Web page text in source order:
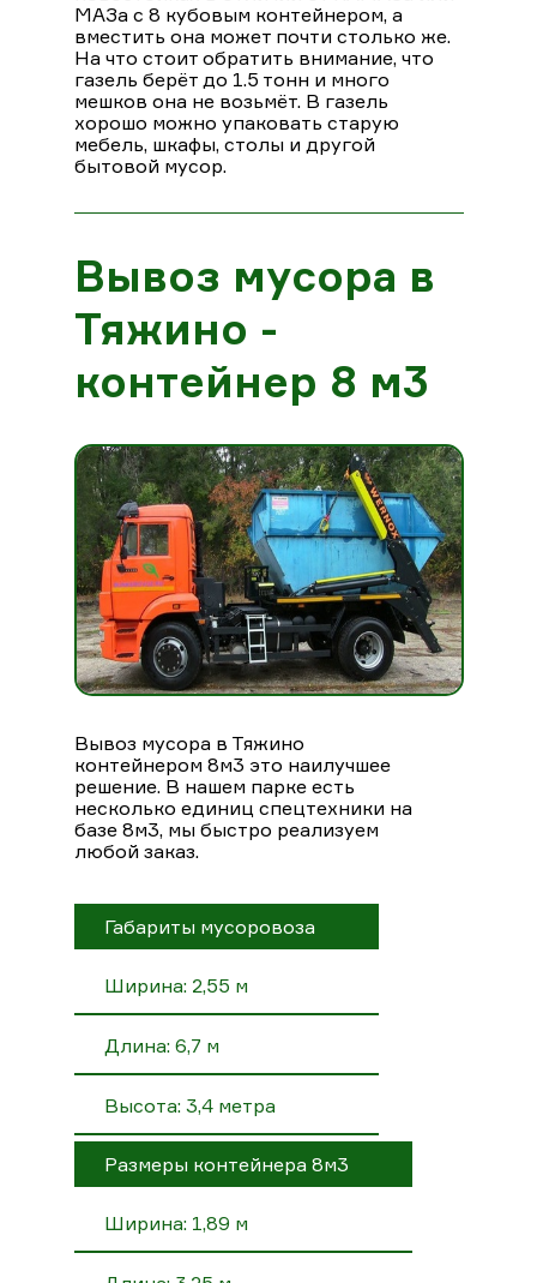
МАЗа с 8 кубовым контейнером, а
вместить она может почти столько же.
На что стоит обратить внимание, что
газель берёт до 1.5 тонн и много
мешков она не возьмёт. В газель
хорошо можно упаковать старую
мебель, шкафы, столы и другой
бытовой мусор.
Вывоз мусора в
Тяжино -
контейнер 8 м3
Вывоз мусора в Тяжино
контейнером 8м3 это наилучшее
решение. В нашем парке есть
несколько единиц спецтехники на
базе 8м3, мы быстро реализуем
любой заказ.
Габариты мусоровоза
Ширина: 2,55 м
Длина: 6,7 м
Высота: 3,4 метра
Размеры контейнера 8м3
Ширина: 1,89 м